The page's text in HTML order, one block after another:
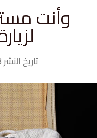
وأنت
تاريخ النشر 18 مارس، 2020